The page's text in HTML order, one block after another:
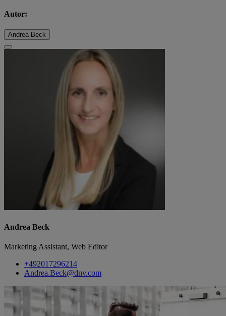
Autor:
Andrea Beck
Andrea Beck
Marketing Assistant, Web Editor
+492017296214
Andrea.Beck@dnv.com